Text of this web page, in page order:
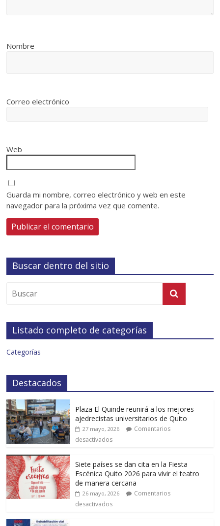
Nombre
Correo electrónico
Web
Guarda mi nombre, correo electrónico y web en este
navegador para la próxima vez que comente.
Buscar dentro del sitio
Listado completo de categorías
Categorías
Destacados
Plaza El Quinde reunirá a los mejores
ajedrecistas universitarios de Quito
27 mayo, 2026
Comentarios
desactivados
Siete países se dan cita en la Fiesta
Escénica Quito 2026 para vivir el teatro
de manera cercana
26 mayo, 2026
Comentarios
desactivados